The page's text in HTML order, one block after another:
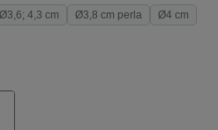
Ø3,6; 4,3 cm Ø3,8 cm perla
Ø4 cm